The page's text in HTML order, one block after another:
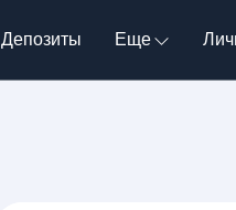
Депозиты Еще